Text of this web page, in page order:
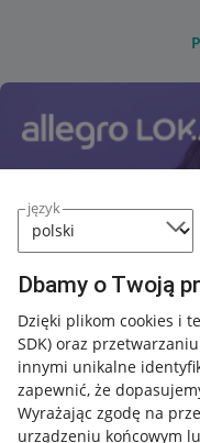
język
Dbamy o Twoją
Dzięki plikom cookies i
SDK) oraz
innymi unikalne
zapewnić, że
Wyrażając zgodę na
urządzeniu końcowym